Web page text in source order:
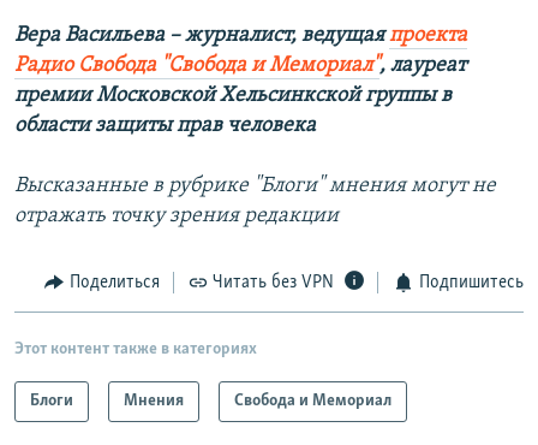
Вера Васильева – журналист, ведущаяпроекта
Радио Свобода "Свобода и Мемориал", лауреат
премии Московской Хельсинкской группы в
области защиты прав человека
Высказанные в рубрике "Блоги" мнения могут не
отражать точку зрения редакции
Поделиться Читать без VPN Подпишитесь
Этот контент также в категориях
Блоги Мнения Свобода и Мемориал